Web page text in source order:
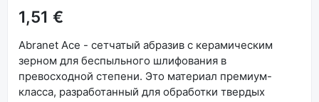
1,51 €
Abranet Ace - сетчатый абразив с керамическим
зерном для беспыльного шлифования в
превосходной степени. Это материал премиум-
класса, разработанный для обработки твердых